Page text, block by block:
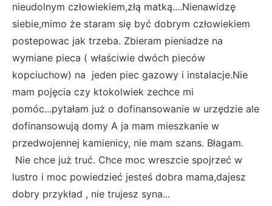
nieudolnym człowiekiem,złą matką....Nienawidzę
siebie,mimo że staram się być dobrym człowiekiem
postepowac jak trzeba. Zbieram pieniadze na
wymiane pieca ( właściwie dwóch pieców
kopciuchow) na jeden piec gazowy i instalacje.Nie
mam pojęcia czy ktokolwiek zechce mi
pomóc...pytałam już o dofinansowanie w urzędzie ale
dofinansowują domy A ja mam mieszkanie w
przedwojennej kamienicy, nie mam szans. Błagam.
Nie chce już truć. Chce moc wreszcie spojrzeć w
lustro i moc powiedzieć jesteś dobra mama,dajesz
dobry przykład , nie trujesz syna...